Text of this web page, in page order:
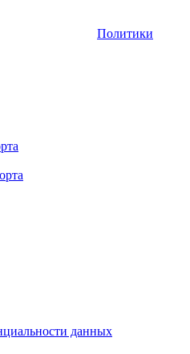
Политики
данных